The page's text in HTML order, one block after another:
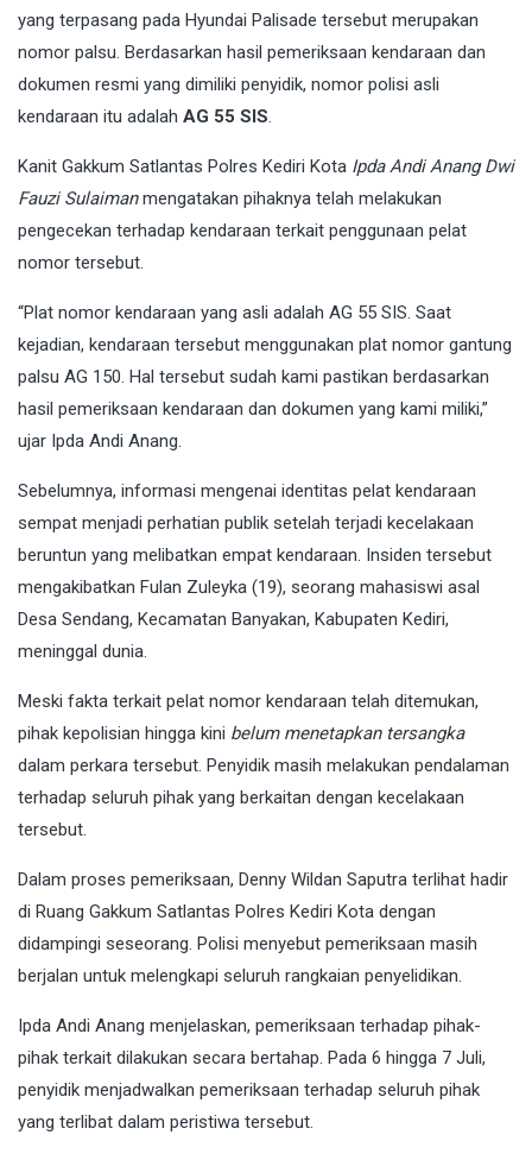
yang terpasang pada Hyundai Palisade tersebut merupakan
nomor palsu. Berdasarkan hasil pemeriksaan kendaraan dan
dokumen resmi yang dimiliki penyidik, nomor polisi asli
kendaraan itu adalah AG 55 SIS.
Kanit Gakkum Satlantas Polres Kediri Kota Ipda Andi Anang Dwi
Fauzi Sulaimanmengatakan pihaknya telah melakukan
pengecekan terhadap kendaraan terkait penggunaan pelat
nomor tersebut.
“Plat nomor kendaraan yang asli adalah AG 55 SIS. Saat
kejadian, kendaraan tersebut menggunakan plat nomor gantung
palsu AG 150. Hal tersebut sudah kami pastikan berdasarkan
hasil pemeriksaan kendaraan dan dokumen yang kami miliki,”
ujar Ipda Andi Anang.
Sebelumnya, informasi mengenai identitas pelat kendaraan
sempat menjadi perhatian publik setelah terjadi kecelakaan
beruntun yang melibatkan empat kendaraan. Insiden tersebut
mengakibatkan Fulan Zuleyka (19), seorang mahasiswi asal
Desa Sendang, Kecamatan Banyakan, Kabupaten Kediri,
meninggal dunia.
Meski fakta terkait pelat nomor kendaraan telah ditemukan,
pihak kepolisian hingga kini belum menetapkan tersangka
dalam perkara tersebut. Penyidik masih melakukan pendalaman
terhadap seluruh pihak yang berkaitan dengan kecelakaan
tersebut.
Dalam proses pemeriksaan, Denny Wildan Saputra terlihat hadir
di Ruang Gakkum Satlantas Polres Kediri Kota dengan
didampingi seseorang. Polisi menyebut pemeriksaan masih
berjalan untuk melengkapi seluruh rangkaian penyelidikan.
Ipda Andi Anang menjelaskan, pemeriksaan terhadap pihak-
pihak terkait dilakukan secara bertahap. Pada 6 hingga 7 Juli,
penyidik menjadwalkan pemeriksaan terhadap seluruh pihak
yang terlibat dalam peristiwa tersebut.